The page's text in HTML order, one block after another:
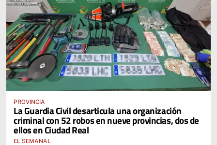
PROVINCIA
La Guardia Civil desarticula una organización
criminal con 52 robos en nueve provincias, dos de
ellos en Ciudad Real
EL SEMANAL